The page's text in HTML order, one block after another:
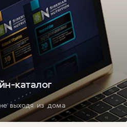
каталог
выходя из дома